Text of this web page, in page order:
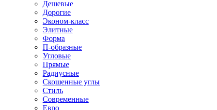
Дешевые
Дорогие
Эконом-класс
Элитные
Форма
П-образные
Угловые
Прямые
Радиусные
Скошенные углы
Стиль
Современные
Евро